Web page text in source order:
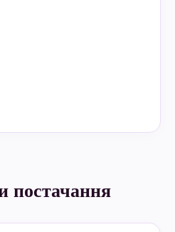
постачання